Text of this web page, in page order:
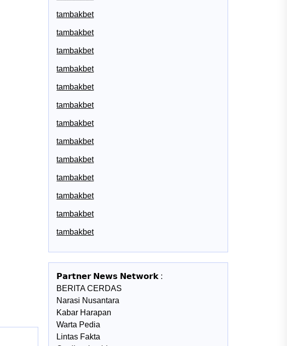
tambakbet
tambakbet
tambakbet
tambakbet
tambakbet
tambakbet
tambakbet
tambakbet
tambakbet
tambakbet
tambakbet
tambakbet
tambakbet
𝗣𝗮𝗿𝘁𝗻𝗲𝗿 𝗡𝗲𝘄𝘀 𝗡𝗲𝘁𝘄𝗼𝗿𝗸 :
BERITA CERDAS
Narasi Nusantara
Kabar Harapan
Warta Pedia
Lintas Fakta